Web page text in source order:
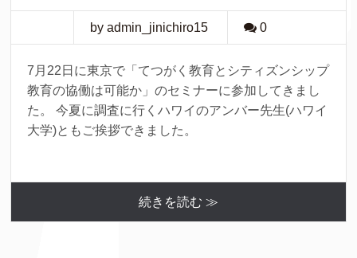
by admin_jinichiro15 0
7月22日に東京で「てつがく教育とシティズンシップ
教育の協働は可能か」のセミナーに参加してきまし
た。 今夏に調査に行くハワイのアンバー先生(ハワイ
大学)ともご挨拶できました。
続きを読む ≫